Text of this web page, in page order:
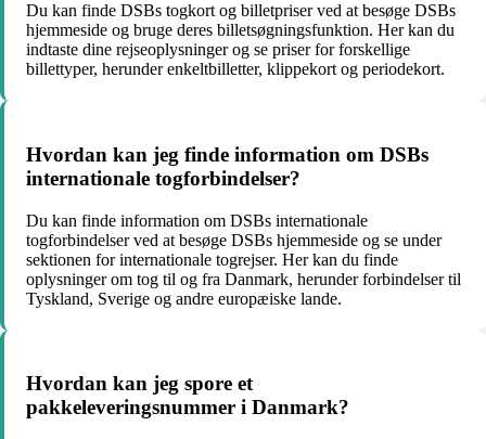
Du kan finde DSBs togkort og billetpriser ved at besøge DSBs
hjemmeside og bruge deres billetsøgningsfunktion. Her kan du
indtaste dine rejseoplysninger og se priser for forskellige
billettyper, herunder enkeltbilletter, klippekort og periodekort.
Hvordan kan jeg finde information om DSBs
internationale togforbindelser?
Du kan finde information om DSBs internationale
togforbindelser ved at besøge DSBs hjemmeside og se under
sektionen for internationale togrejser. Her kan du finde
oplysninger om tog til og fra Danmark, herunder forbindelser til
Tyskland, Sverige og andre europæiske lande.
Hvordan kan jeg spore et
pakkeleveringsnummer i Danmark?